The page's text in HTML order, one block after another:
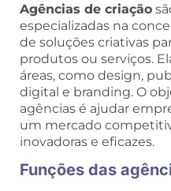
Agências de criação
especializadas na
de soluções criativas
produtos ou serviços.
áreas, como design,
digital e branding. O
agências é ajudar
um mercado
inovadoras e eficazes.
Funções das